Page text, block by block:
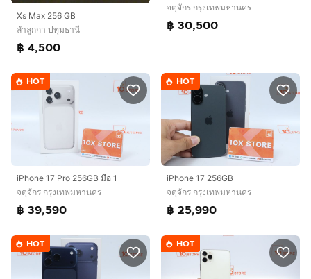
Xs Max 256 GB
ลำลูกกา ปทุมธานี
฿ 4,500
จตุจักร กรุงเทพมหานคร
฿ 30,500
HOT
iPhone 17 Pro 256GB มือ 1
จตุจักร กรุงเทพมหานคร
฿ 39,590
HOT
iPhone 17 256GB
จตุจักร กรุงเทพมหานคร
฿ 25,990
HOT HOT